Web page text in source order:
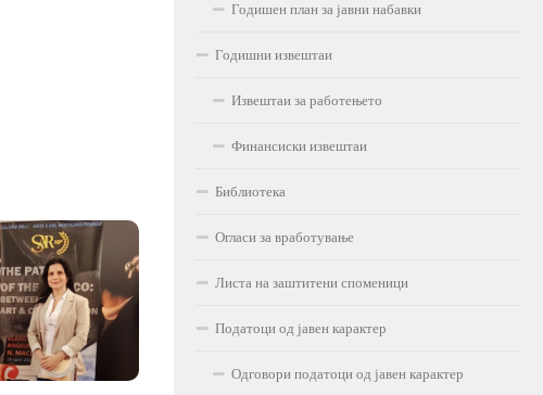
Годишен план за јавни набавки
Годишни извештаи
Извештаи за работењето
Финансиски извештаи
Библиотека
Огласи за вработување
Листа на заштитени споменици
Податоци од јавен карактер
Одговори податоци од јавен карактер